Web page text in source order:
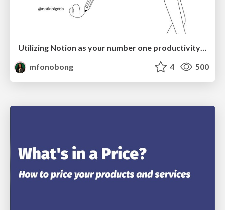
Utilizing Notion as your number one productivity tool
mfonobong
4 500